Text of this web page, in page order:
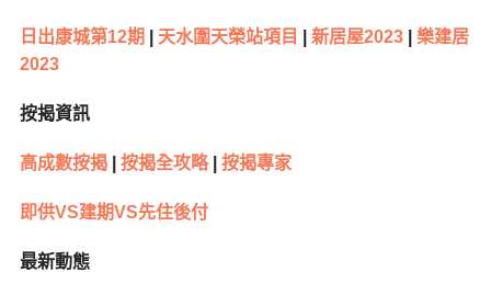
日出康城第12期 天水圍天榮站項目 新居屋2023|
樂建居
2023
按揭資訊
高成數按揭| 按揭全攻略| 按揭專家
即供VS建期VS先住後付
最新動態